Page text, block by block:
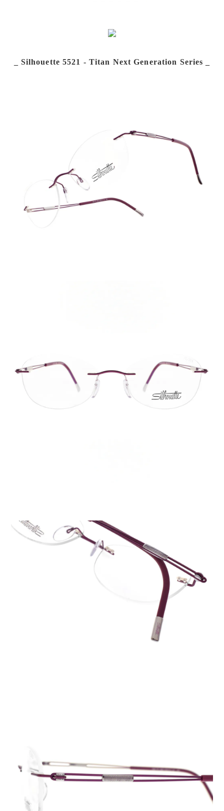
_ Silhouette 5521 - Titan Next Generation Series _